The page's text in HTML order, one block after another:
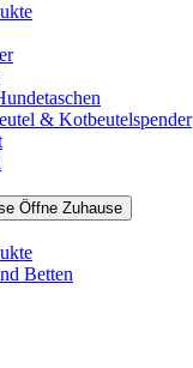
& Kotbeutelspender
Öffne Zuhause
Betten